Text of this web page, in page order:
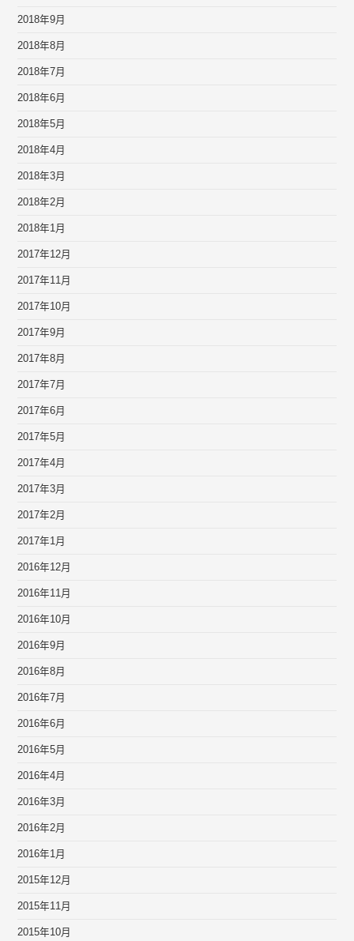
2018年9月
2018年8月
2018年7月
2018年6月
2018年5月
2018年4月
2018年3月
2018年2月
2018年1月
2017年12月
2017年11月
2017年10月
2017年9月
2017年8月
2017年7月
2017年6月
2017年5月
2017年4月
2017年3月
2017年2月
2017年1月
2016年12月
2016年11月
2016年10月
2016年9月
2016年8月
2016年7月
2016年6月
2016年5月
2016年4月
2016年3月
2016年2月
2016年1月
2015年12月
2015年11月
2015年10月